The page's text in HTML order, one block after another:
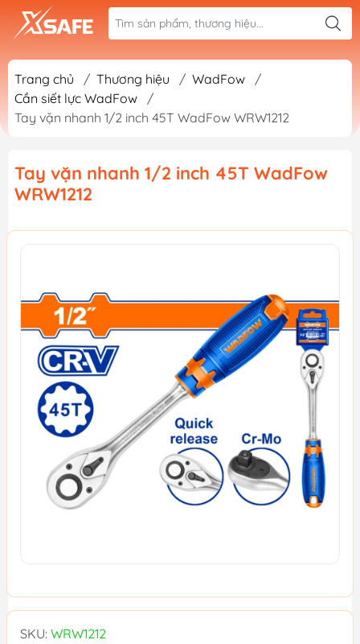
Trang chủ / Thương hiệu / WadFow
/
Cần siết lực WadFow
/
Tay vặn nhanh 1/2 inch 45T WadFow WRW1212
Tay vặn nhanh 1/2 inch 45T WadFow
WRW1212
SKU: WRW1212